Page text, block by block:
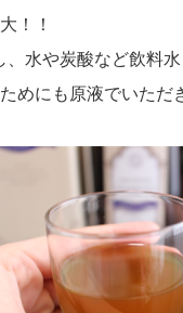
！！
水や炭酸など飲料
めにも原液でいただ